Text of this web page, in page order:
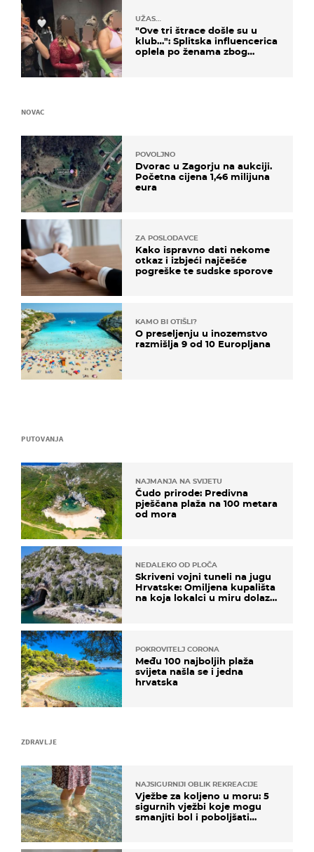
ZDRAVLJE
NAJSIGURNIJI OBLIK REKREACIJE
Vježbe za koljeno u moru: 5
sigurnih vježbi koje mogu
smanjiti bol i poboljšati
UŽAS…
"Ove tri štrace došle su u
klub…": Splitska influencerica
oplela po ženama zbog
PUTOVANJA
NAJMANJA NA SVIJETU
Čudo prirode: Predivna
pješčana plaža na 100 metara
od mora
NEDALEKO OD PLOČA
Skriveni vojni tuneli na jugu
Hrvatske: Omiljena kupališta
na koja lokalci u miru dolaze
POKROVITELJ CORONA
Među 100 najboljih plaža
svijeta našla se i jedna
hrvatska
NOVAC
POVOLJNO
Dvorac u Zagorju na aukciji.
Početna cijena 1,46 milijuna
eura
ZA POSLODAVCE
Kako ispravno dati nekome
otkaz i izbjeći najčešće
pogreške te sudske sporove
KAMO BI OTIŠLI?
O preseljenju u inozemstvo
razmišlja 9 od 10 Europljana